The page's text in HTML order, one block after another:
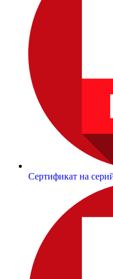
Сертификат на